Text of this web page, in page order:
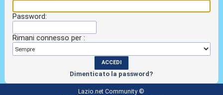
Password:
Rimani connesso per :
Dimenticato la password?
Lazio.net Community ©